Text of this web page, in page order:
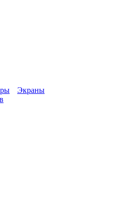
Экраны